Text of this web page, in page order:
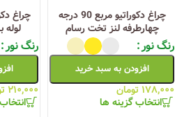
چراغ دکوراتیو مربع 90 درجه
چهارطرفه لنز تخت رسام
رنگ نور
افزودن به سبد خرید
۱۷۸,۰۰۰ تومان
انتخاب گزینه ها
چراغ
لوله
رنگ نور
۲۱۰,۰۰۰